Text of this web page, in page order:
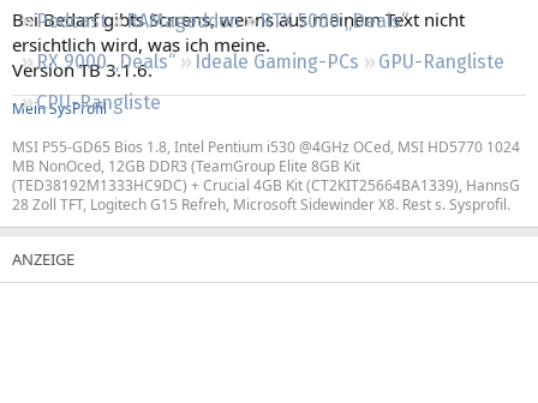
Podcast RAMageddon
RTX 5000 „Deals“
RX 9000 „Deals“
Ideale Gaming-PCs
GPU-Rangliste
CPU-Rangliste
Bei Bedarf gibts Scrrens, wenns aus meinem Text nicht
ersichtlich wird, was ich meine.
Version TB 3.1.6.
Mein SysProfil
MSI P55-GD65 Bios 1.8, Intel Pentium i530 @4GHz OCed, MSI HD5770 1024
MB NonOced, 12GB DDR3 (TeamGroup Elite 8GB Kit
(TED38192M1333HC9DC) + Crucial 4GB Kit (CT2KIT25664BA1339), HannsG
28 Zoll TFT, Logitech G15 Refreh, Microsoft Sidewinder X8. Rest s. Sysprofil.